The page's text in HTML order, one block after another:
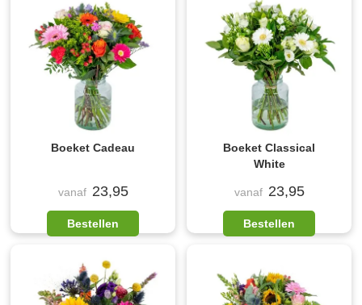
Boeket Cadeau
vanaf 23,95
Bestellen
Boeket Classical
White
vanaf 23,95
Bestellen